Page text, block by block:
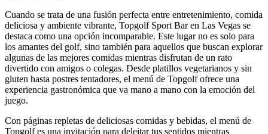
Cuando se trata de una fusión perfecta entre entretenimiento, comida
deliciosa y ambiente vibrante, Topgolf Sport Bar en Las Vegas se
destaca como una opción incomparable. Este lugar no es solo para
los amantes del golf, sino también para aquellos que buscan explorar
algunas de las mejores comidas mientras disfrutan de un rato
divertido con amigos o colegas. Desde platillos vegetarianos y sin
gluten hasta postres tentadores, el menú de Topgolf ofrece una
experiencia gastronómica que va mano a mano con la emoción del
juego.
Con páginas repletas de deliciosas comidas y bebidas, el menú de
Topgolf es una invitación para deleitar tus sentidos mientras